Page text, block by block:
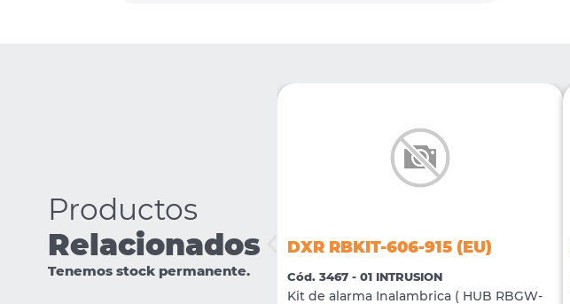
Productos
Relacionados
Tenemos stock permanente.
DXR RBAD-PL1-915
DXR RBKIT-606-915 (EU)
Cód. 3467 - 01 INTRUSION
Kit de alarma Inalambrica ( HUB RBGW-